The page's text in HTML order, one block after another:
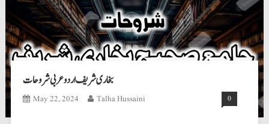
بخاری شریف اردو عربی شروحات
May 22, 2024 Talha Hussaini 0